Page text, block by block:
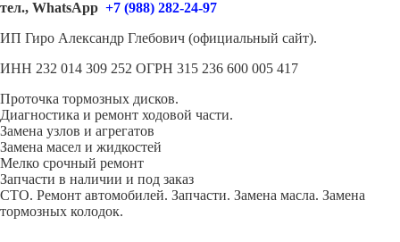
тел., WhatsApp +7 (988) 282-24-97
ИП Гиро Александр Глебович (официальный сайт).
ИНН 232 014 309 252 ОГРН 315 236 600 005 417
Проточка тормозных дисков.
Диагностика и ремонт ходовой части.
Замена узлов и агрегатов
Замена масел и жидкостей
Мелко срочный ремонт
Запчасти в наличии и под заказ
СТО. Ремонт автомобилей. Запчасти. Замена масла. Замена
тормозных колодок.